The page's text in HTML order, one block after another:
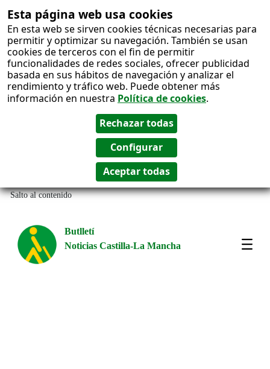
Esta página web usa cookies
En esta web se sirven cookies técnicas necesarias para
permitir y optimizar su navegación. También se usan
cookies de terceros con el fin de permitir
funcionalidades de redes sociales, ofrecer publicidad
basada en sus hábitos de navegación y analizar el
rendimiento y tráfico web. Puede obtener más
información en nuestra Política de cookies.
Salto al contenido
Butlletí
Noticias Castilla-La Mancha